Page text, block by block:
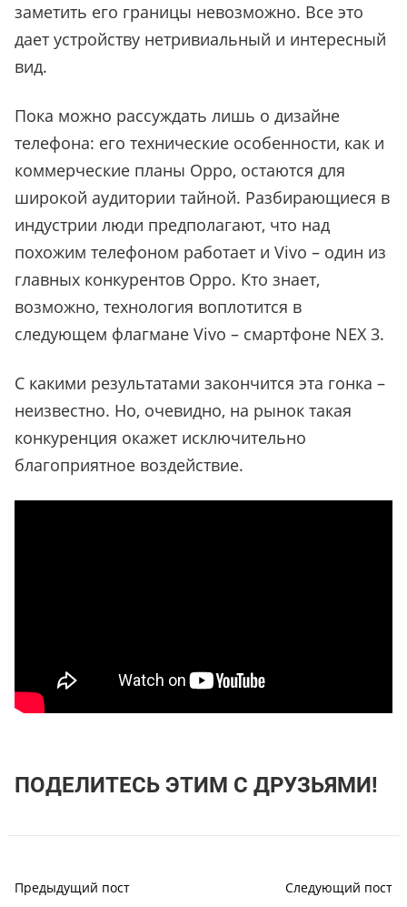
заметить его границы невозможно. Все это
дает устройству нетривиальный и интересный
вид.
Пока можно рассуждать лишь о дизайне
телефона: его технические особенности, как и
коммерческие планы Oppo, остаются для
широкой аудитории тайной. Разбирающиеся в
индустрии люди предполагают, что над
похожим телефоном работает и Vivo – один из
главных конкурентов Oppo. Кто знает,
возможно, технология воплотится в
следующем флагмане Vivo – смартфоне NEX 3.
С какими результатами закончится эта гонка –
неизвестно. Но, очевидно, на рынок такая
конкуренция окажет исключительно
благоприятное воздействие.
ПОДЕЛИТЕСЬ ЭТИМ С ДРУЗЬЯМИ!
Предыдущий пост Следующий пост